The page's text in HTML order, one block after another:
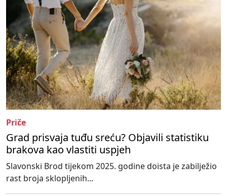
Priče
Grad prisvaja tuđu sreću? Objavili statistiku
brakova kao vlastiti uspjeh
Slavonski Brod tijekom 2025. godine doista je zabilježio
rast broja sklopljenih...